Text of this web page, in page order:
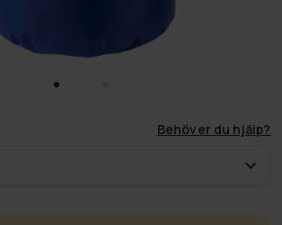
Behöver du hjälp?